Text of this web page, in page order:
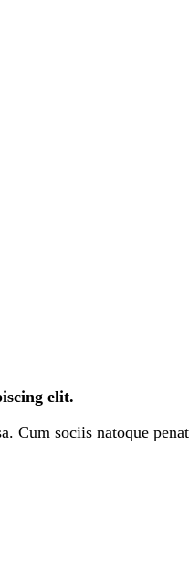
elit.
Cum sociis natoque